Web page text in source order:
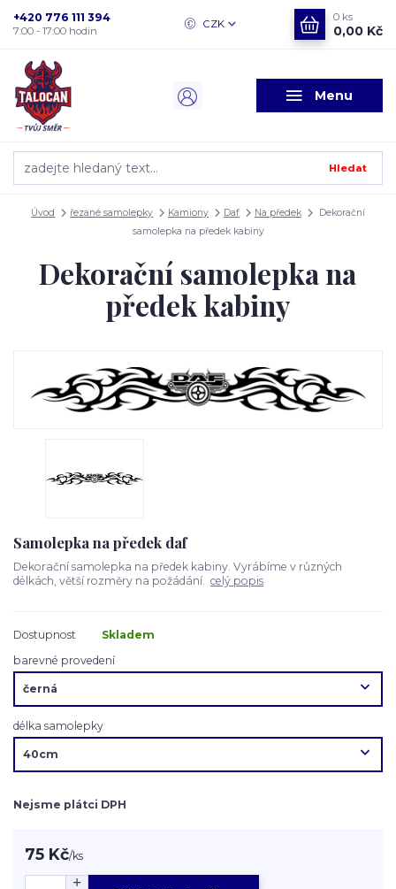
Menu
CZK
Hledat
+420 776 111 394
7:00 - 17:00 hodin
0 ks
0,00 Kč
Úvod řezané samolepky Kamiony Daf Na předek
Dekorační
samolepka na předek kabiny
Dekorační samolepka na
předek kabiny
Samolepka na předek daf
Dekorační samolepka na předek kabiny. Vyrábíme v různých
délkách, větší rozměry na požádání. celý popis
Dostupnost
Skladem
barevné provedení
délka samolepky
Nejsme plátci DPH
75 Kč/ks